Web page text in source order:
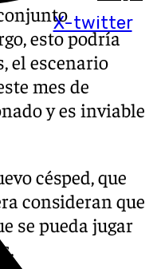
X-twitter
esto podría
el escenario
mes de
y es inviable
césped, que
consideran que
se pueda jugar